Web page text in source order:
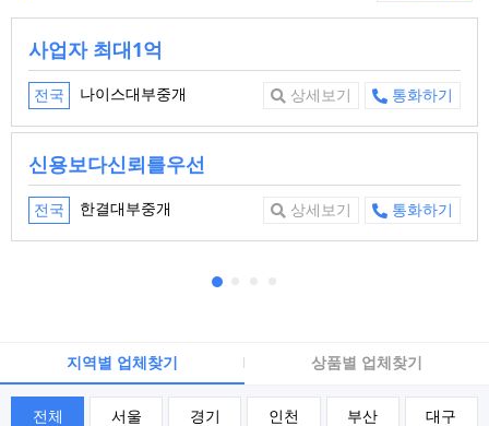
사업자 최대1억
전국 나이스대부중개 상세보기 통화하기
신용보다신뢰를우선
전국 한결대부중개 상세보기 통화하기
지역별 업체찾기 상품별 업체찾기
전체 서울 경기 인천 부산 대구